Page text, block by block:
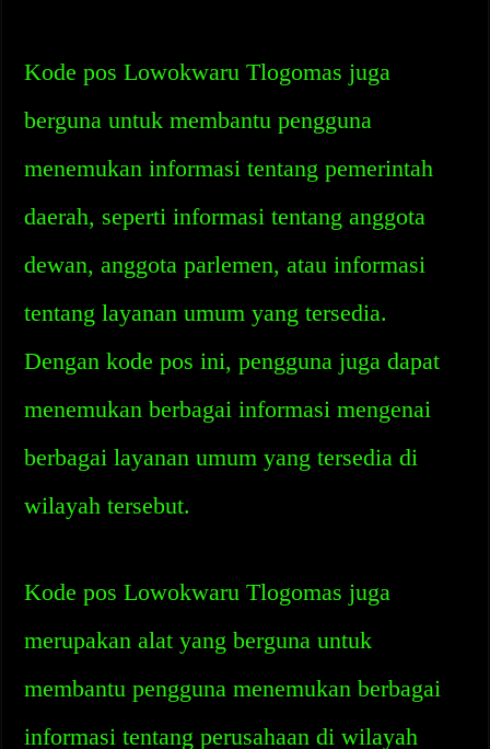
Kode pos Lowokwaru Tlogomas juga
berguna untuk membantu pengguna
menemukan informasi tentang pemerintah
daerah, seperti informasi tentang anggota
dewan, anggota parlemen, atau informasi
tentang layanan umum yang tersedia.
Dengan kode pos ini, pengguna juga dapat
menemukan berbagai informasi mengenai
berbagai layanan umum yang tersedia di
wilayah tersebut.
Kode pos Lowokwaru Tlogomas juga
merupakan alat yang berguna untuk
membantu pengguna menemukan berbagai
informasi tentang perusahaan di wilayah